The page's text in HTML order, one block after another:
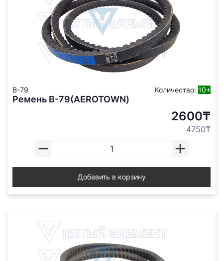
B-79 Количество: 10+
Ремень В-79(AEROTOWN)
2600₸
4750₸
Добавить в корзину